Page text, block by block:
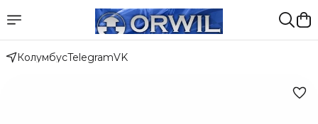
КолумбусTelegramVK